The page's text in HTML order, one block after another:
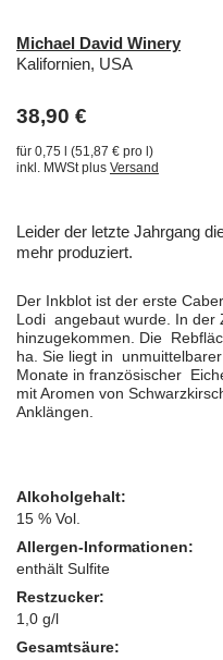
Michael David Winery
Kalifornien, USA
38,90 €
für 0,75 l (51,87 € pro l)
inkl. MWSt plus Versand
Leider der letzte Jahrgang
mehr produziert.
Der Inkblot ist der erste
Lodi angebaut wurde. In
hinzugekommen. Die
ha. Sie liegt in
Monate in französischer
mit Aromen von
Anklängen.
Alkoholgehalt:
15 % Vol.
Allergen-Informationen:
enthält Sulfite
Restzucker:
1,0 g/l
Gesamtsäure: